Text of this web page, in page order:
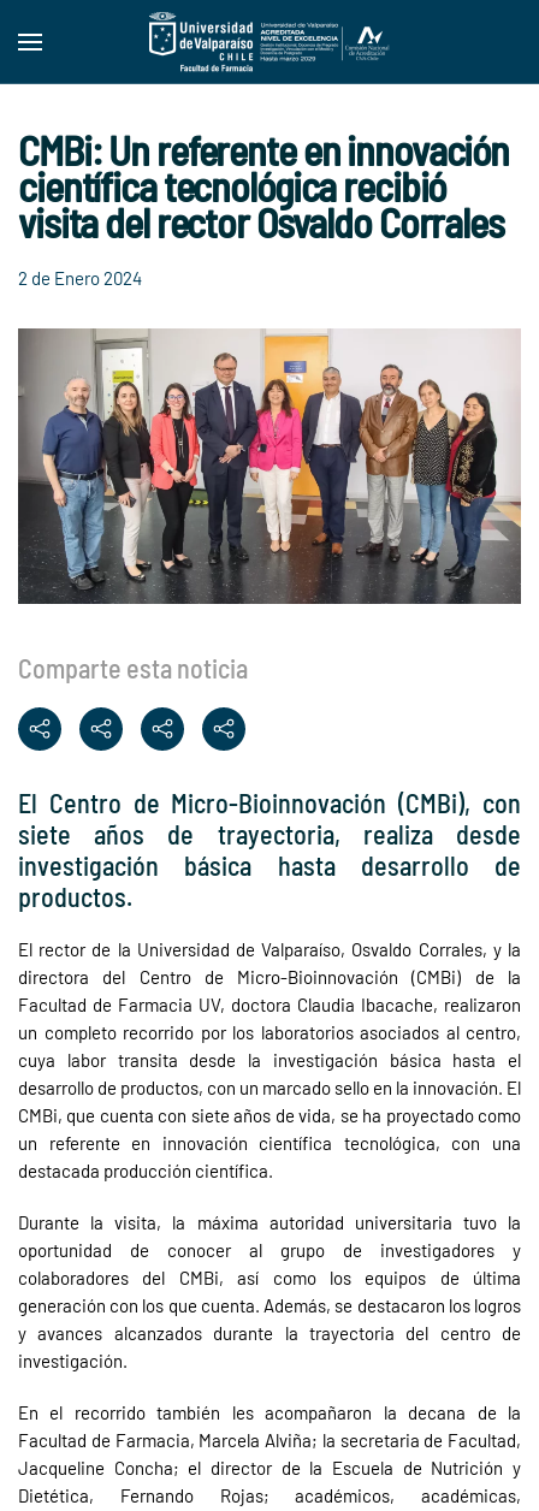
Skip to main content
CMBi: Un referente en innovación
científica tecnológica recibió
visita del rector Osvaldo Corrales
2 de Enero 2024
Comparte esta noticia
El Centro de Micro-Bioinnovación (CMBi), con
siete años de trayectoria, realiza desde
investigación básica hasta desarrollo de
productos.
El rector de la Universidad de Valparaíso, Osvaldo Corrales, y la
directora del Centro de Micro-Bioinnovación (CMBi) de la
Facultad de Farmacia UV, doctora Claudia Ibacache, realizaron
un completo recorrido por los laboratorios asociados al centro,
cuya labor transita desde la investigación básica hasta el
desarrollo de productos, con un marcado sello en la innovación. El
CMBi, que cuenta con siete años de vida, se ha proyectado como
un referente en innovación científica tecnológica, con una
destacada producción científica.
Durante la visita, la máxima autoridad universitaria tuvo la
oportunidad de conocer al grupo de investigadores y
colaboradores del CMBi, así como los equipos de última
generación con los que cuenta. Además, se destacaron los logros
y avances alcanzados durante la trayectoria del centro de
investigación.
En el recorrido también les acompañaron la decana de la
Facultad de Farmacia, Marcela Alviña; la secretaria de Facultad,
Jacqueline Concha; el director de la Escuela de Nutrición y
Dietética, Fernando Rojas; académicos, académicas,